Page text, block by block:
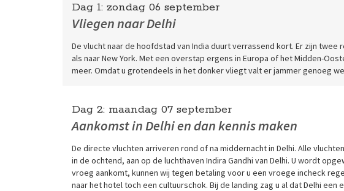
Dag 1: zondag 06 september
Vliegen naar Delhi
De vlucht naar de hoofdstad van India duurt verrassend kort. Er zijn
als naar New York. Met een overstap ergens in Europa of het Midden-
meer. Omdat u grotendeels in het donker vliegt valt er jammer genoeg
Dag 2: maandag 07 september
Aankomst in Delhi en dan kennis maken
De directe vluchten arriveren rond of na middernacht in Delhi. Alle
in de ochtend, aan op de luchthaven Indira Gandhi van Delhi. U wordt
vroeg aankomt, kunnen wij tegen betaling voor u een vroege incheck
naar het hotel toch een cultuurschok. Bij de landing zag u al dat Delhi